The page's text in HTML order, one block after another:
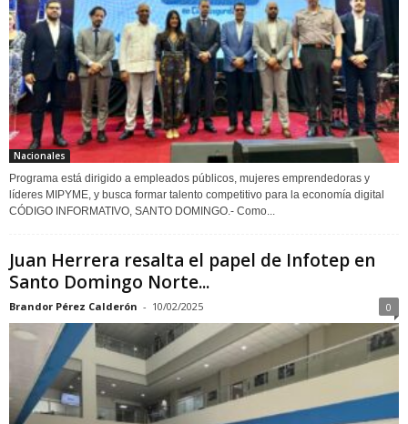
Nacionales
Programa está dirigido a empleados públicos, mujeres emprendedoras y
líderes MIPYME, y busca formar talento competitivo para la economía digital
CÓDIGO INFORMATIVO, SANTO DOMINGO.- Como...
Juan Herrera resalta el papel de Infotep en
Santo Domingo Norte...
Brandor Pérez Calderón - 10/02/2025 0